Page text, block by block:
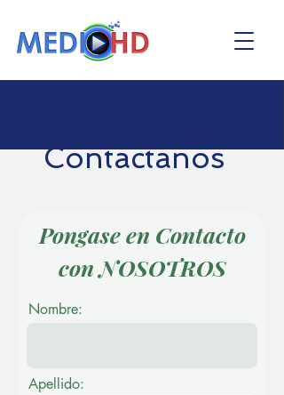
Contactanos
Pongase en Contacto
con NOSOTROS
Nombre:
Apellido: